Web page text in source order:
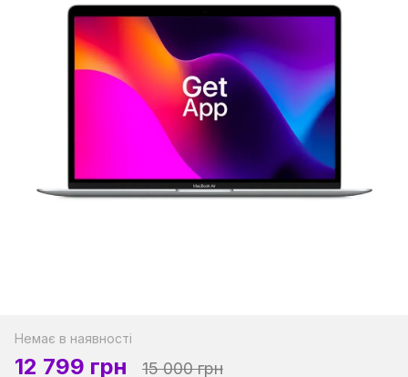
Немає в наявності
12 799 грн 15 000 грн